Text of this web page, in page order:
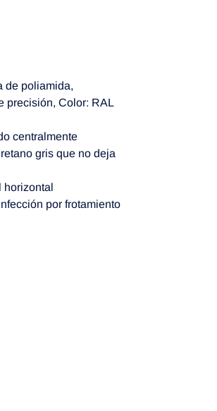
de poliamida,
precisión, Color: RAL
centralmente
gris que no deja
horizontal
por frotamiento